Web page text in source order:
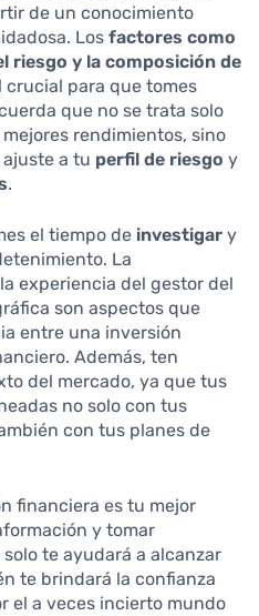
de un conocimiento
Los factores como
riesgo y la composición de
crucial para que tomes
que no se trata solo
rendimientos, sino
a tu perfil de riesgo y
.
el tiempo de investigar y
La
experiencia del gestor del
son aspectos que
entre una inversión
Además, ten
del mercado, ya que tus
no solo con tus
con tus planes de
financiera es tu mejor
y tomar
te ayudará a alcanzar
te brindará la confianza
el a veces incierto mundo